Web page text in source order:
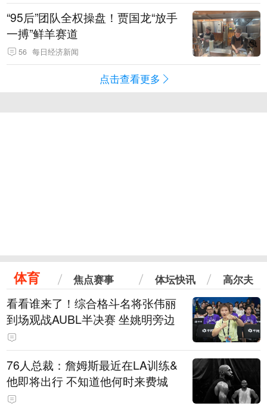
“95后”团队全权操盘！贾国龙“放手
一搏”鲜羊赛道
56 每日经济新闻
点击查看更多
体育 焦点赛事 体坛快讯 高尔夫
看看谁来了！综合格斗名将张伟丽
到场观战AUBL半决赛 坐姚明旁边
76人总裁：詹姆斯最近在LA训练&
他即将出行 不知道他何时来费城